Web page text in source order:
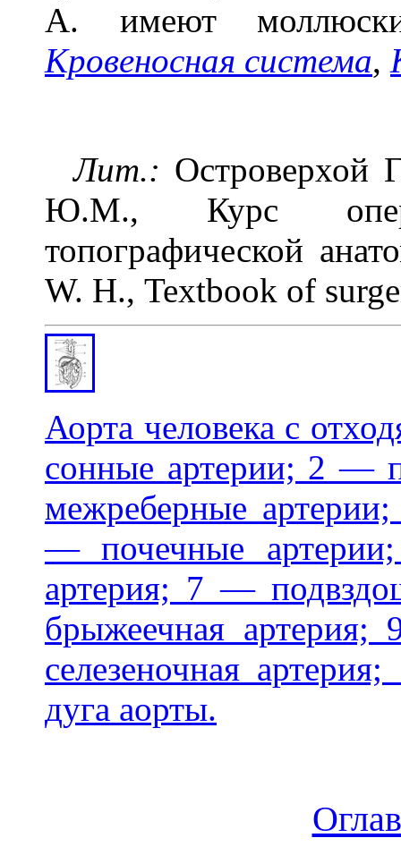
А. имеют
Кровеносная система,
Лит.:
Ю.М., Курс
топографической
W. Н., Textbook of
Аорта человека с
сонные артерии; 2 —
межреберные
— почечные
артерия; 7 —
брыжеечная
селезеночная
дуга аорты.